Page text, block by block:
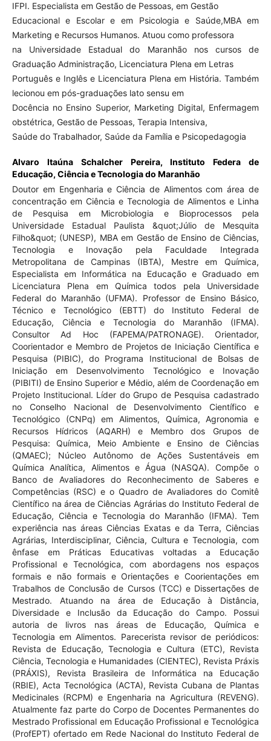
IFPI. Especialista em Gestão de Pessoas, em Gestão
Educacional e Escolar e em Psicologia e Saúde,MBA em
Marketing e Recursos Humanos. Atuou como professora
na Universidade Estadual do Maranhão nos cursos de
Graduação Administração, Licenciatura Plena em Letras
Português e Inglês e Licenciatura Plena em História. Também
lecionou em pós-graduações lato sensu em
Docência no Ensino Superior, Marketing Digital, Enfermagem
obstétrica, Gestão de Pessoas, Terapia Intensiva,
Saúde do Trabalhador, Saúde da Família e Psicopedagogia
Alvaro Itaúna Schalcher Pereira,Instituto Federa de
Educação, Ciência e Tecnologia do Maranhão
Doutor em Engenharia e Ciência de Alimentos com área de
concentração em Ciência e Tecnologia de Alimentos e Linha
de Pesquisa em Microbiologia e Bioprocessos pela
Universidade Estadual Paulista &quot;Júlio de Mesquita
Filho&quot; (UNESP), MBA em Gestão de Ensino de Ciências,
Tecnologia e Inovação pela Faculdade Integrada
Metropolitana de Campinas (IBTA), Mestre em Química,
Especialista em Informática na Educação e Graduado em
Licenciatura Plena em Química todos pela Universidade
Federal do Maranhão (UFMA). Professor de Ensino Básico,
Técnico e Tecnológico (EBTT) do Instituto Federal de
Educação, Ciência e Tecnologia do Maranhão (IFMA).
Consultor Ad Hoc (FAPEMA/PATRONAGE). Orientador,
Coorientador e Membro de Projetos de Iniciação Científica e
Pesquisa (PIBIC), do Programa Institucional de Bolsas de
Iniciação em Desenvolvimento Tecnológico e Inovação
(PIBITI) de Ensino Superior e Médio, além de Coordenação em
Projeto Institucional. Líder do Grupo de Pesquisa cadastrado
no Conselho Nacional de Desenvolvimento Científico e
Tecnológico (CNPq) em Alimentos, Química, Agronomia e
Recursos Hídricos (AQARH) e Membro dos Grupos de
Pesquisa: Química, Meio Ambiente e Ensino de Ciências
(QMAEC); Núcleo Autônomo de Ações Sustentáveis em
Química Analítica, Alimentos e Água (NASQA). Compõe o
Banco de Avaliadores do Reconhecimento de Saberes e
Competências (RSC) e o Quadro de Avaliadores do Comitê
Científico na área de Ciências Agrárias do Instituto Federal de
Educação, Ciência e Tecnologia do Maranhão (IFMA). Tem
experiência nas áreas Ciências Exatas e da Terra, Ciências
Agrárias, Interdisciplinar, Ciência, Cultura e Tecnologia, com
ênfase em Práticas Educativas voltadas a Educação
Profissional e Tecnológica, com abordagens nos espaços
formais e não formais e Orientações e Coorientações em
Trabalhos de Conclusão de Cursos (TCC) e Dissertações de
Mestrado. Atuando na área de Educação à Distância,
Diversidade e Inclusão da Educação do Campo. Possui
autoria de livros nas áreas de Educação, Química e
Tecnologia em Alimentos. Parecerista revisor de periódicos:
Revista de Educação, Tecnologia e Cultura (ETC), Revista
Ciência, Tecnologia e Humanidades (CIENTEC), Revista Práxis
(PRÁXIS), Revista Brasileira de Informática na Educação
(RBIE), Acta Tecnológica (ACTA), Revista Cubana de Plantas
Medicinales (RCPM) e Engenharia na Agricultura (REVENG).
Atualmente faz parte do Corpo de Docentes Permanentes do
Mestrado Profissional em Educação Profissional e Tecnológica
(ProfEPT) ofertado em Rede Nacional do Instituto Federal de